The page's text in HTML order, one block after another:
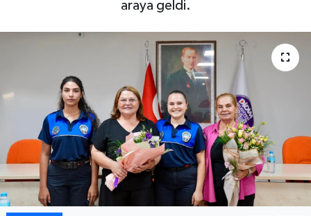
araya geldi.
EKOLOJİ VE ÇEVRE
BİLİM VE TEKNOLOJİ
GENEL
GÜNDEM